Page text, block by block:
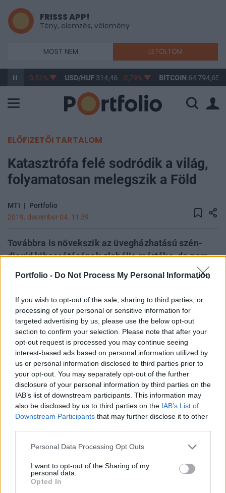
Portfolio - Do Not Process My Personal Information
If you wish to opt-out of the sale, sharing to third parties, or
processing of your personal or sensitive information for
targeted advertising by us, please use the below opt-out
section to confirm your selection. Please note that after your
opt-out request is processed you may continue seeing
interest-based ads based on personal information utilized by
us or personal information disclosed to third parties prior to
your opt-out. You may separately opt-out of the further
disclosure of your personal information by third parties on the
IAB’s list of downstream participants. This information may
also be disclosed by us to third parties on the IAB’s List of
Downstream Participants that may further disclose it to other
Personal Data Processing Opt Outs
I want to opt-out of the Sharing of my
personal data.
Opted In
FRISSS APP!
Tény, elemzés, vélemény
MOST NEM LETÖLTÖM
363,54 -0,51% USD/HUF 314,46 -0,79% BITCOIN 64 794,65
ELŐFIZETŐI TARTALOM
Katasztrófa felé sodródik a világ,
folyamatosan melegszik a Föld
MTI | Portfolio
2019. december 04. 11:59
Továbbra is növekszik az üvegházhatású szén-
dioxid kibocsátásának globális mértéke, de nem
olyan gyorsan, mint a korábbi években. várhatóan
új történelmi rekord lesz az idei kibocsátás is,
pedig az USA és az EU már érdemben csökkenti a
szén-dioxidot bocsátását. Kína és India azonban
növeli a szennyezését.
Sustainable World 2026Szeptember 8-án jön az év egyik
legjelentősebb üzleti fenntarthatósági találkozója, a
Portfolio Sustainable World 2026. A szektorsemleges
konferencia a zöld gazdasággal kapcsolatos
aktualitásokkal, a legégetőbb beavatkozási gyakorlatokkal
foglalkozik, de emellett helyszíne a Green Awards
díjátadónak is. Részletek a linken.Információ és
KEDVES OLVASÓNK!
A keresett cikk a portfolio.hu hírarchívumához